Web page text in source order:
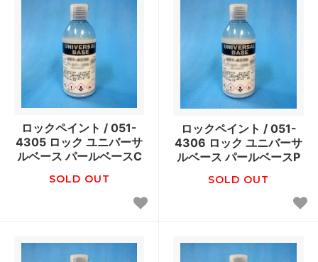
ロックペイント / 051-
4305 ロック ユニバーサ
ルベース パールベースC
SOLD OUT
ロックペイント / 051-
4306 ロック ユニバーサ
ルベース パールベースP
SOLD OUT